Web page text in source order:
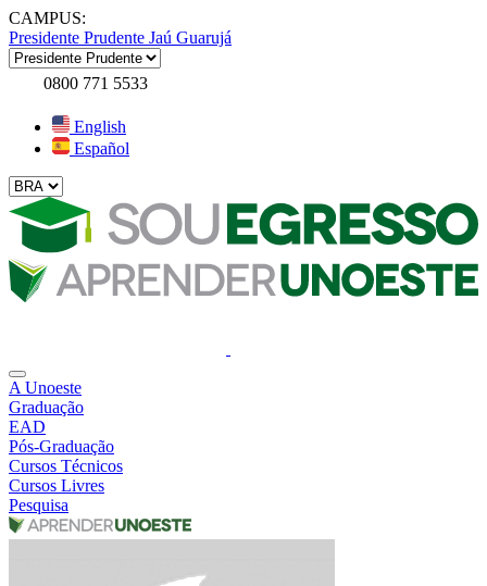
CAMPUS:
Presidente Prudente Jaú Guarujá
0800 771 5533
English
Español
A Unoeste
Graduação
EAD
Pós-Graduação
Cursos Técnicos
Cursos Livres
Pesquisa